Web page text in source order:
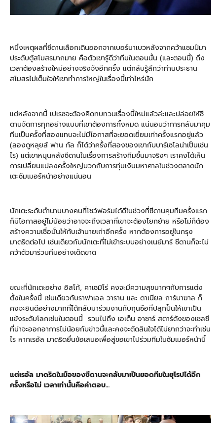
หนึ่งเหตุผลที่ซีดานเลือกเดินออกจากเบอร์นาเบวหลังจากคว้าแชมป์มา
ประดับตู้สโมสรมากมาย คือตัวเขารู้ดีว่าทีมในตอนนั้น (และตอนนี้) ถึง
เวลาต้องสร้างใหม่อย่างจริงจังอีกครั้ง แต่กลับรู้สึกว่าท่านประธาน
สโมสรไม่เต็มใจให้เขาทำการใหญ่ในเรื่องนี้เท่าไหร่นัก
แต่หลังจากนี้ เปเรซจะต้องคิดทบทวนเรื่องนี้ใหม่แล้วล่ะและปล่อยให้ซี
ดานจัดการทุกอย่างแบบที่เขาต้องการทั้งหมด แน่นอนว่าการกลับมาคุม
ทีมเป็นครั้งที่สองแทบจะไม่มีโอกาสที่จะยอดเยี่ยมเท่าครั้งแรกอยู่แล้ว
(ลองดูหลุยส์ ฟาน กัล ก็ได้ว่าครั้งที่สองของเขากับบาร์เซโลน่าเป็นเช่น
ไร) แต่เขาหนุนหลังซีดานในเรื่องการสร้างทีมขึ้นมาจริงๆ เราคงได้เห็น
การเปลี่ยนแปลงครั้งใหญ่บวกกับการทุ่มเงินมหาศาลในช่วงตลาดนัก
เตะซัมเมอร์หน้าอย่างแน่นอน
นักเตะระดับตำนานบางคนที่โชว์ฟอร์มได้ดีในช่วงที่ซีดานคุมทีมครั้งแรก
ก็มีโอกาสอยู่ไม่น้อยว่าอาจจะถึงเวลาที่เขาจะต้องโยกย้าย หรือไม่ก็ต้อง
สร้างความเชื่อมั่นให้กับเจ้านายเก่าอีกครั้ง หากต้องการอยู่ในกรุง
มาดริดต่อไป เช่นเดียวกับนักเตะที่ไม่เข้าระบบอย่างเนย์มาร์ ซีดานก็จะไม่
คว้าตัวมาร่วมทีมอย่างเด็ดขาด
ขณะที่นักเตะอย่าง อิสโก้, คาเซมิโร่ คงจะมีความสุขมากๆกับการแต่ง
ตั้งในครั้งนี้ เช่นเดียวกับราฟาเอล วาราน และ ดาเนียล การ์บาฆาล ก็
คงจะยินดีอย่างมากที่ได้กลับมาร่วมงานกับกุนซือที่ปลุกปัันให้เขาเป็น
แข้งระดับโลกเช่นในตอนนี้ รวมไปถึง เอเด็น อาซาร์ สตาร์ดังของเชลซี
ที่น่าจะออกอาการไม่น้อยกับข่าวนี้และคงจะตัดสินใจได้ไม่ยากว่าจะทำเช่น
ไร หากเรอัล มาดริดยื่นข้อเสนอเพื่อสู่ขอเขาไปร่วมทีมในซัมเมอร์หน้านี้
แต่เรอัล มาดริดในมือของซีดานจะกลับมาเป็นยอดทีมในยุโรปได้อีก
ครั้งหรือไม่ เวลาเท่านั้นคือคำตอบ…